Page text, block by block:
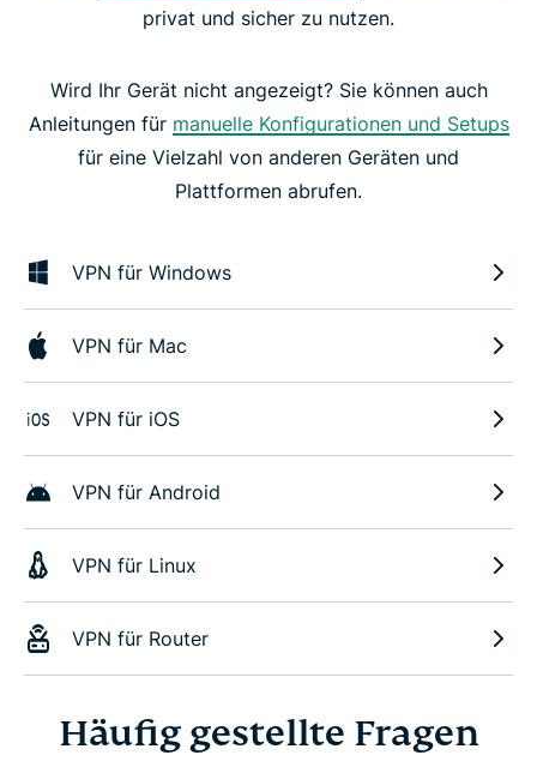
privat und sicher zu nutzen.
Wird Ihr Gerät nicht angezeigt? Sie können auch
Anleitungen für manuelle Konfigurationen und Setups
für eine Vielzahl von anderen Geräten und
Plattformen abrufen.
VPN für Windows
VPN für Mac
VPN für iOS
VPN für Android
VPN für Linux
VPN für Router
Häufig gestellte Fragen